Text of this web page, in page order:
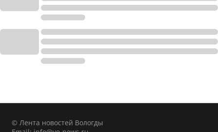
© Лента новостей Вологды